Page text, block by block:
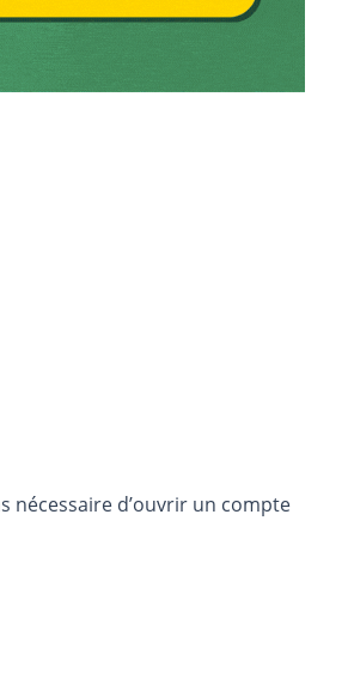
nécessaire d’ouvrir un compte